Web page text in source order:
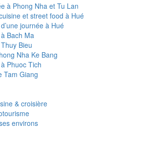
à Phong Nha et Tu Lan
et street food à Hué
journée à Hué
Bach Ma
Bieu
Nha Ke Bang
Phuoc Tich
Tam Giang
& croisière
environs